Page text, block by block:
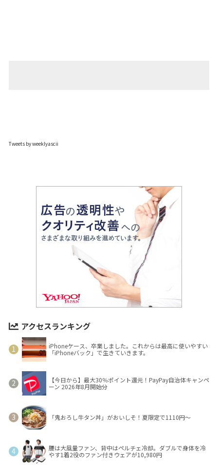
Tweets by weeklyascii
アクセスランキング
iPhoneケース、卒業しました。これからは最高に使いやすい
「iPhoneバック」で生きていきます。
【今日から】最大30％ポイント還元！PayPay自治体キャンペ
ーン 2026年8月開始分
「鬼おろし牛タン丼」がおいしそ！夏限定で1110円～
腰は大風量ファン、背中はペルチェ冷却。ダブルで身体を冷
やす1着2役のファン付きウェアが10,980円